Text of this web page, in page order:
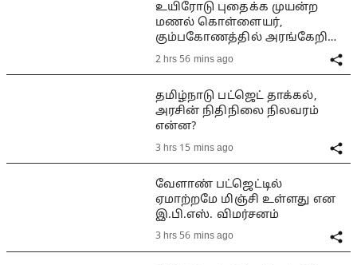
உயிரோடு புதைக்க முயன்ற
மணல் கொள்ளையர்,
கும்பகோணத்தில் அரங்கேறிய
பயங்கரம்
2 hrs 56 mins ago
தமிழ்நாடு பட்ஜெட் தாக்கல்,
அரசின் நிதிநிலை நிலவரம்
என்ன?
3 hrs 15 mins ago
வேளாண் பட்ஜெட்டில்
ஏமாற்றமே மிஞ்சி உள்ளது என
இ.பி.எஸ். விமர்சனம்
3 hrs 56 mins ago